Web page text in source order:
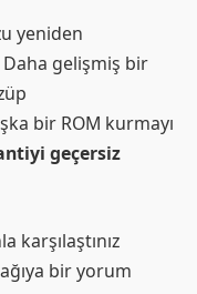
yeniden
Daha gelişmiş bir
bir ROM kurmayı
geçersiz
karşılaştınız
bir yorum